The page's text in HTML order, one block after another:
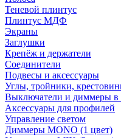
Теневой плинтус
Плинтус МДФ
Экраны
Заглушки
Крепёж и держатели
Соединители
Подвесы и аксессуары
Углы, тройники,
Выключатели и диммеры в
Аксессуары для профилей
Управление светом
Диммеры MONO (1 цвет)